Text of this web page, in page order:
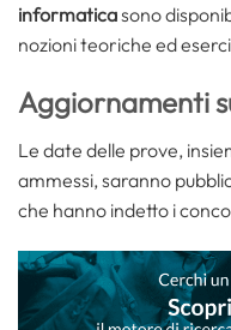
informaticasono
nozioni teoriche ed
Aggiornamenti
Le date delle prove,
ammessi, saranno
che hanno indetto i